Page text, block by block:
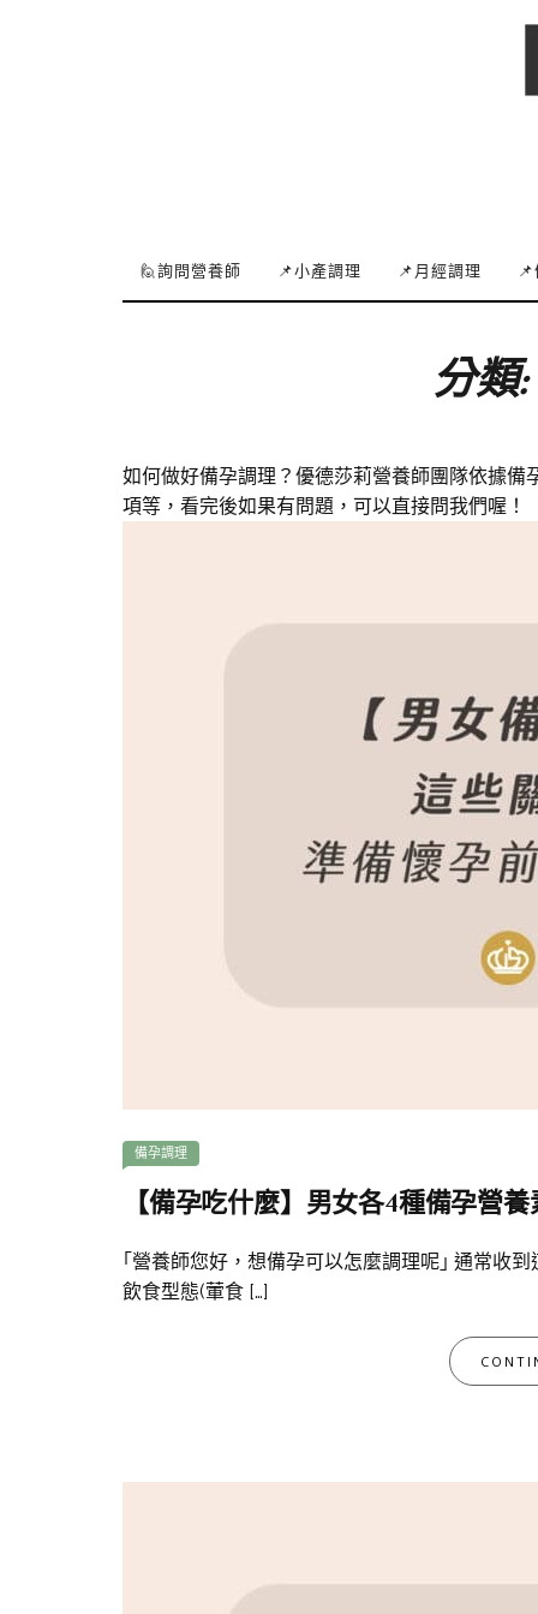
🙋詢問營養師 📌小產調理 📌月經調理
分
如何做好備孕調理？優德莎莉營養師團隊依據
項等，看完後如果有問題，可以直接問我們喔！
備孕調理
【備孕吃什麼】男女各4種備孕營
｢營養師您好，想備孕可以怎麼調理呢｣ 通常收
飲食型態(葷食 […]